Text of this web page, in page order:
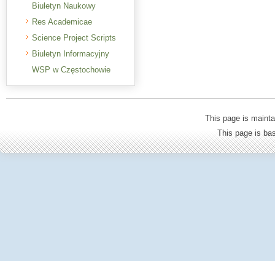
Biuletyn Naukowy
Res Academicae
Science Project Scripts
Biuletyn Informacyjny
WSP w Częstochowie
This page is
This page is